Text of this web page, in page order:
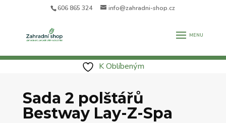
606 865 324 info@zahradni-shop.cz
K Oblíbeným
Sada 2 polštářů
Bestway Lay-Z-Spa